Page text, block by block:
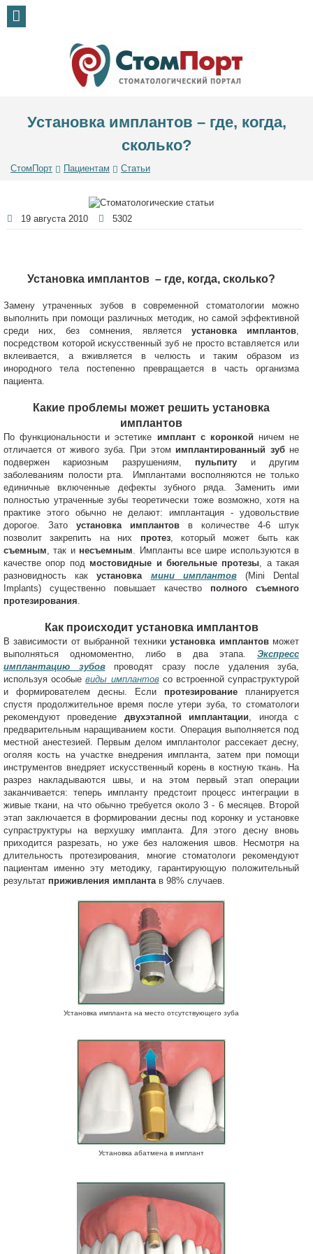
Установка имплантов – где, когда,
сколько?
СтомПорт Пациентам Статьи
19 августа 2010 5302
Установка имплантов – где, когда, сколько?
Замену утраченных зубов в современной стоматологии можно
выполнить при помощи различных методик, но самой эффективной
среди них, без сомнения, является установка имплантов
посредством которой искусственный зуб не просто вставляется или
вклеивается, а вживляется в челюсть и таким образом из
инородного тела постепенно превращается в часть организма
пациента.
Какие проблемы может решить установка
имплантов
По функциональности и эстетике имплант с коронкой ничем не
отличается от живого зуба. При этом имплантированный зубне
подвержен кариозным разрушениям, пульпиту и другим
заболеваниям полости рта. Имплантами восполняются не только
единичные включенные дефекты зубного ряда. Заменить ими
полностью утраченные зубы теоретически тоже возможно, хотя на
практике этого обычно не делают: имплантация - удовольствие
дорогое. Зато установка имплантов в количестве 4-6 штук
позволит закрепить на них протез, который может быть как
съемным , так и несъемным . Импланты все шире используются в
качестве опор под мостовидные и бюгельные протезы , а такая
разновидность какустановка мини имплантов(Mini Dental
Implants) существенно повышает качество полного съемного
протезирования
Как происходит установка имплантов
В зависимости от выбранной техникиустановка имплантовможет
выполняться одномоментно, либо в два этапа. Экспресс
имплантацию зубов
проводят сразу после удаления зуба,
используя особыевиды имплантовсо встроенной супраструктурой
и формирователем десны. Если протезирование планируется
спустя продолжительное время после утери зуба, то стоматологи
рекомендуют проведение двухэтапной имплантации , иногда с
предварительным наращиванием кости. Операция выполняется под
местной анестезией. Первым делом имплантолог рассекает десну,
оголяя кость на участке внедрения импланта, затем при помощи
инструментов внедряет искусственный корень в костную ткань. На
разрез накладываются швы, и на этом первый этап операции
заканчивается: теперь импланту предстоит процесс интеграции в
живые ткани, на что обычно требуется около 3 - 6 месяцев. Второй
этап заключается в формировании десны под коронку и установке
супраструктуры на верхушку импланта. Для этого десну вновь
приходится разрезать, но уже без наложения швов. Несмотря на
длительность протезирования, многие стоматологи рекомендуют
пациентам именно эту методику, гарантирующую положительный
результат приживления импланта в 98% случаев.
Установка импланта на место отсутствующего зуба
Установка абатмена в имплант